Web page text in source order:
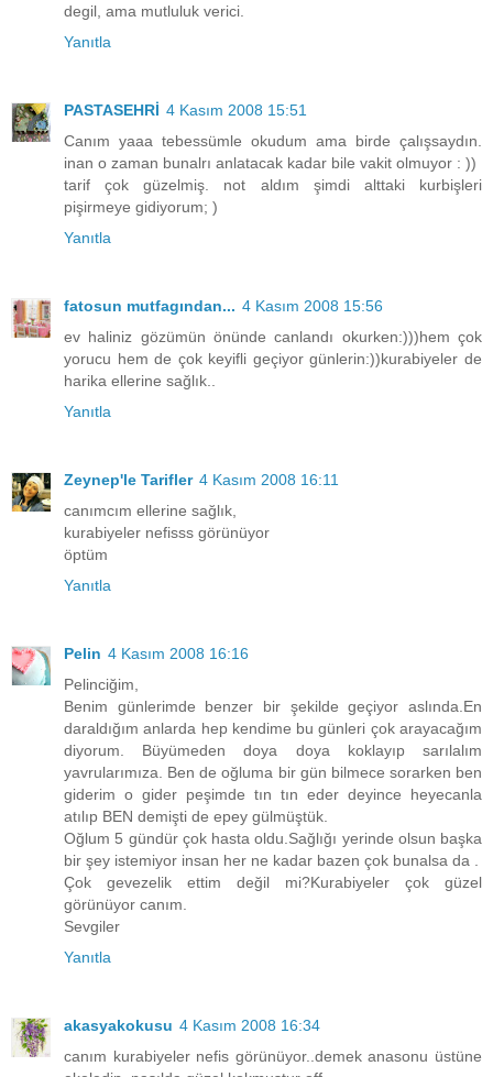
degil, ama mutluluk verici.
Yanıtla
PASTASEHRİ 4 Kasım 2008 15:51
Canım yaaa tebessümle okudum ama birde çalışsaydın.
inan o zaman bunalrı anlatacak kadar bile vakit olmuyor : ))
tarif çok güzelmiş. not aldım şimdi alttaki kurbişleri
pişirmeye gidiyorum; )
Yanıtla
fatosun mutfagından... 4 Kasım 2008 15:56
ev haliniz gözümün önünde canlandı okurken:)))hem çok
yorucu hem de çok keyifli geçiyor günlerin:))kurabiyeler de
harika ellerine sağlık..
Yanıtla
Zeynep'le Tarifler 4 Kasım 2008 16:11
canımcım ellerine sağlık,
kurabiyeler nefisss görünüyor
öptüm
Yanıtla
Pelin 4 Kasım 2008 16:16
Pelinciğim,
Benim günlerimde benzer bir şekilde geçiyor aslında.En
daraldığım anlarda hep kendime bu günleri çok arayacağım
diyorum. Büyümeden doya doya koklayıp sarılalım
yavrularımıza. Ben de oğluma bir gün bilmece sorarken ben
giderim o gider peşimde tın tın eder deyince heyecanla
atılıp BEN demişti de epey gülmüştük.
Oğlum 5 gündür çok hasta oldu.Sağlığı yerinde olsun başka
bir şey istemiyor insan her ne kadar bazen çok bunalsa da .
Çok gevezelik ettim değil mi?Kurabiyeler çok güzel
görünüyor canım.
Sevgiler
Yanıtla
akasyakokusu 4 Kasım 2008 16:34
canım kurabiyeler nefis görünüyor..demek anasonu üstüne